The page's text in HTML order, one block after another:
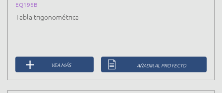
EQ196B
Tabla trigonométrica
VEA MÁS AÑADIR AL PROYECTO